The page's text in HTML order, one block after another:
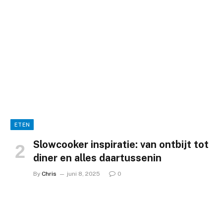
ETEN
Slowcooker inspiratie: van ontbijt tot
diner en alles daartussenin
By Chris juni 8, 2025 0